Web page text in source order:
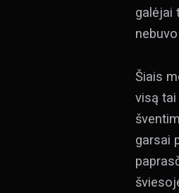
galėjai
Šiais
visą
garsai